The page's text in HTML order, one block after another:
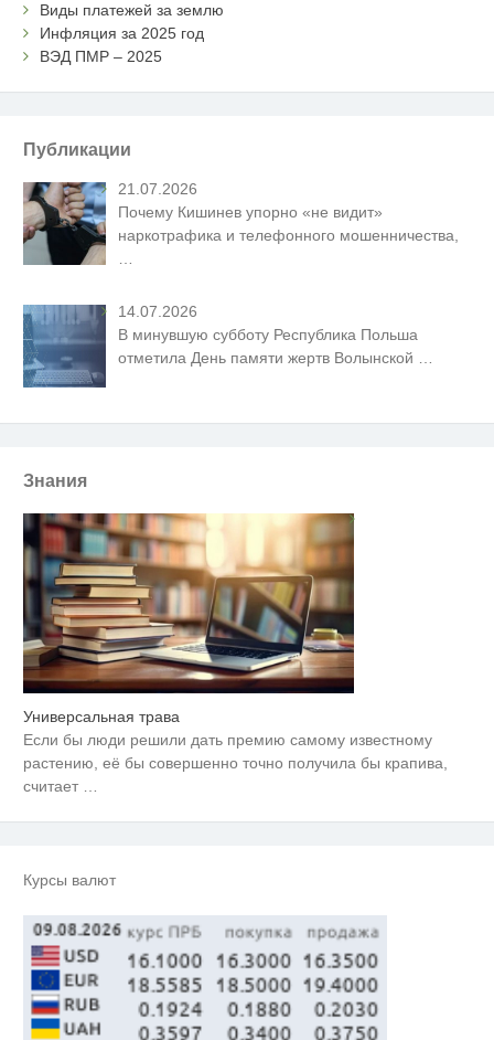
Виды платежей за землю
Инфляция за 2025 год
ВЭД ПМР – 2025
Публикации
21.07.2026
Почему Кишинев упорно «не видит»
наркотрафика и телефонного мошенничества,
14.07.2026
В минувшую субботу Республика Польша
отметила День памяти жертв Волынской
Знания
Универсальная трава
Если бы люди решили дать премию самому известному
растению, её бы совершенно точно получила бы крапива,
считает
Курсы валют
Ролик длится несколько секунд,
а смеяться вы будете долго